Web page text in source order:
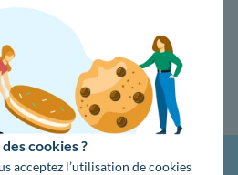
cookies ?
acceptez l’utilisation de cookies